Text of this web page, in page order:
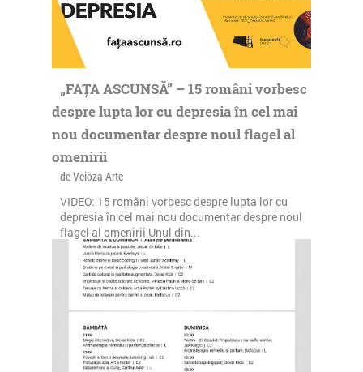
„FAȚA ASCUNSĂ” – 15 români vorbesc
despre lupta lor cu depresia în cel mai
nou documentar despre noul flagel al
omenirii
de Veioza Arte
VIDEO: 15 români vorbesc despre lupta lor cu
depresia în cel mai nou documentar despre noul
flagel al omenirii Unul din...
164 afisari | 0 comentarii